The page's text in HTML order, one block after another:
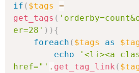
if ( $tags
=
get_tags (
er=28' ) ) {
foreach ( $tags as
echo
'<li><a
href="' . get_tag_link (